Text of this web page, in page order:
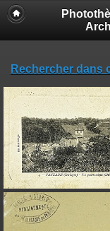
Rechercher dans